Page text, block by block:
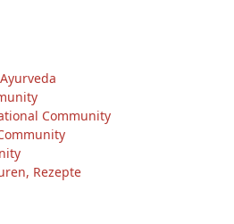
Community
Rezepte